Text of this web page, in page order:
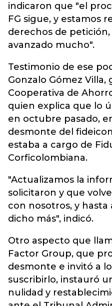
indicaron que "el
FG sigue, y estamos
derechos de
avanzado mucho".
Testimonio de ese
Gonzalo Gómez Villa,
Cooperativa de
quien explica que lo
en octubre pasado,
desmonte del
estaba a cargo de
Corficolombiana.
"Actualizamos la
solicitaron y que
con nosotros, y hasta
dicho más", indicó.
Otro aspecto que
Factor Group, que
desmonte e invitó a
suscribirlo, instauró
nulidad y